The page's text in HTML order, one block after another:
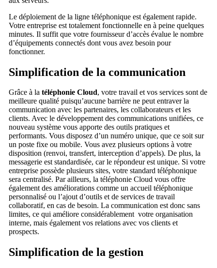
Le déploiement de la ligne téléphonique est également rapide.
Votre entreprise est totalement fonctionnelle en à peine quelques
minutes. Il suffit que votre fournisseur d’accès évalue le nombre
d’équipements connectés dont vous avez besoin pour
fonctionner.
Simplification de la communication
Grâce à la téléphonie Cloud, votre travail et vos services sont de
meilleure qualité puisqu’aucune barrière ne peut entraver la
communication avec les partenaires, les collaborateurs et les
clients. Avec le développement des communications unifiées, ce
nouveau système vous apporte des outils pratiques et
performants. Vous disposez d’un numéro unique, que ce soit sur
un poste fixe ou mobile. Vous avez plusieurs options à votre
disposition (renvoi, transfert, interception d’appels). De plus, la
messagerie est standardisée, car le répondeur est unique. Si votre
entreprise possède plusieurs sites, votre standard téléphonique
sera centralisé. Par ailleurs, la téléphonie Cloud vous offre
également des améliorations comme un accueil téléphonique
personnalisé ou l’ajout d’outils et de services de travail
collaboratif, en cas de besoin. La communication est donc sans
limites, ce qui améliore considérablement votre organisation
interne, mais également vos relations avec vos clients et
prospects.
Simplification de la gestion